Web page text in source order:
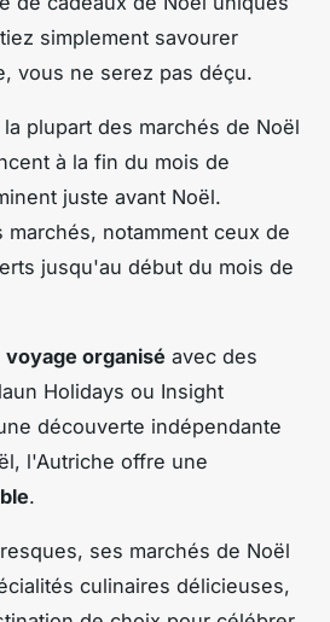
simplement savourer
vous ne serez pas déçu.
plupart des marchés de Noël
à la fin du mois de
juste avant Noël.
marchés, notamment ceux de
jusqu'au début du mois de
voyage organisé avec des
Holidays ou Insight
découverte indépendante
l'Autriche offre une
.
ses marchés de Noël
culinaires délicieuses,